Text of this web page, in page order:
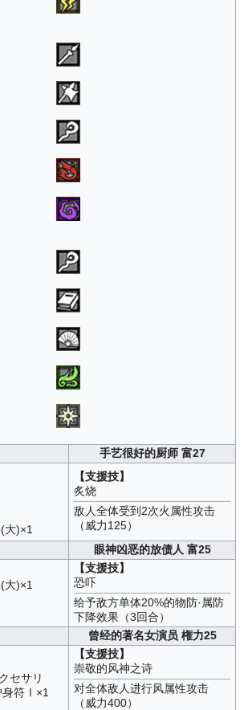
手艺很好的厨师 富27
大)×1
【支援技】
炙烧
敌人全体受到2次火属性攻击
（威力125）
眼神凶恶的放债人 富25
大)×1
【支援技】
恐吓
给予敌方单体20%的物防·属防
下降效果（3回合）
曾经的著名女演员 権力25
セサリ
身符Ⅰ×1
【支援技】
崇敬的风神之诗
对全体敌人进行风属性攻击
（威力400）